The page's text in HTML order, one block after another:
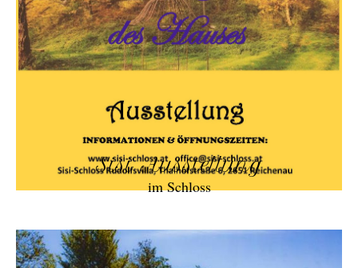
Sisi Ausstellung
im Schloss